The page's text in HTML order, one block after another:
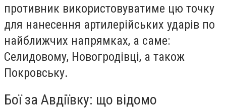
противник використовуватиме цю точку
для нанесення артилерійських ударів по
найближчих напрямках, а саме:
Селидовому, Новогродівці, а також
Покровську.
Бої за Авдіївку: що відомо